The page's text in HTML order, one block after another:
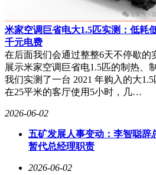
米家空调巨省电大1.5匹实测：低耗
千元电费
在后面我们会通过整整6天不停歇的
展示米家空调巨省电1.5匹的制热、
我们实测了一台 2021 年购入的大
在25平米的客厅使用5小时，几…
2026-06-02
五矿发展人事变动：李智聪辞
暂代总经理职责
2026-06-02